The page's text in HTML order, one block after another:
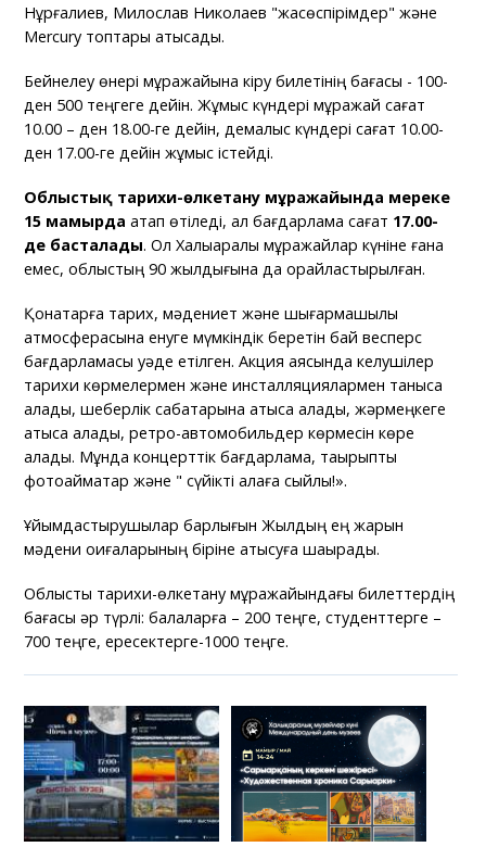
Нұрғалиев, Милослав Николаев "жасөспірімдер" және
Mercury топтары қатысады.
Бейнелеу өнері мұражайына кіру билетінің бағасы - 100-
ден 500 теңгеге дейін. Жұмыс күндері мұражай сағат
10.00 – ден 18.00-ге дейін, демалыс күндері сағат 10.00-
ден 17.00-ге дейін жұмыс істейді.
Облыстық тарихи-өлкетану мұражайында мереке
15 мамырда атап өтіледі, ал бағдарлама сағат 17.00-
де басталады. Ол Халықаралық мұражайлар күніне ғана
емес, облыстың 90 жылдығына да орайластырылған.
Қонақтарға тарих, мәдениет және шығармашылық
атмосферасына енуге мүмкіндік беретін бай весперс
бағдарламасы уәде етілген. Акция аясында келушілер
тарихи көрмелермен және инсталляциялармен таныса
алады, шеберлік сабақтарына қатыса алады, жәрмеңкеге
қатыса алады, ретро-автомобильдер көрмесін көре
алады. Мұнда концерттік бағдарлама, тақырыптық
фотоаймақтар және " сүйікті қалаға сыйлық!».
Ұйымдастырушылар барлығын Жылдың ең жарқын
мәдени оқиғаларының біріне қатысуға шақырады.
Облыстық тарихи-өлкетану мұражайындағы билеттердің
бағасы әр түрлі: балаларға – 200 теңге, студенттерге –
700 теңге, ересектерге-1000 теңге.